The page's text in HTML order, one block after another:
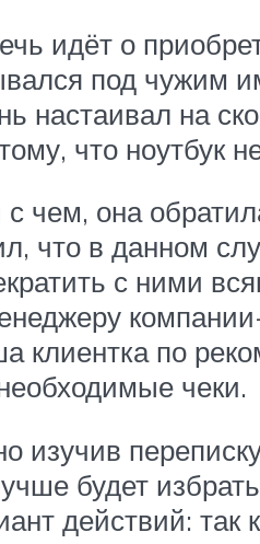
идёт о
под чужим
настаивал на
что ноутбук
чем, она
что в данном
с ними
по
чеки.
изучив
будет
действий: так